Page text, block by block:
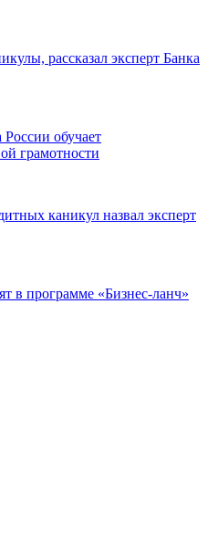
рассказал эксперт Банка
обучает
грамотности
каникул назвал эксперт
в программе «Бизнес-ланч»